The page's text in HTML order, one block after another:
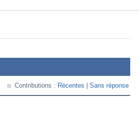
Contributions : Récentes Sans réponse